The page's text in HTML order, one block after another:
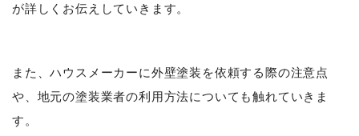
が詳しくお伝えしていきます。
また、ハウスメーカーに外壁塗装を依頼する際の注意点
や、地元の塗装業者の利用方法についても触れていきま
す。